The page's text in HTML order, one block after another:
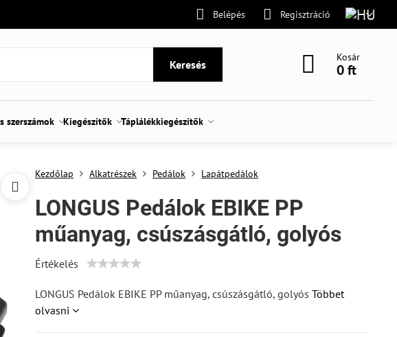
Belépés Regisztráció
Keresés
Kosár
0 ft
szerszámok Kiegészítők Táplálékkiegészítők
Kezdőlap Alkatrészek Pedálok Lapátpedálok
LONGUS Pedálok EBIKE PP
műanyag, csúszásgátló, golyós
Értékelés
LONGUS Pedálok EBIKE PP műanyag, csúszásgátló, golyósTöbbet
olvasni